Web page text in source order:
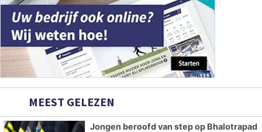
MEEST GELEZEN
Jongen beroofd van step op Bhalotrapad